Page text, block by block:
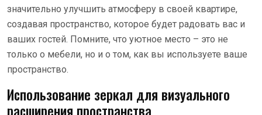
значительно улучшить атмосферу в своей квартире,
создавая пространство, которое будет радовать вас и
ваших гостей. Помните, что уютное место – это не
только о мебели, но и о том, как вы используете ваше
пространство.
Использование зеркал для визуального
расширения пространства